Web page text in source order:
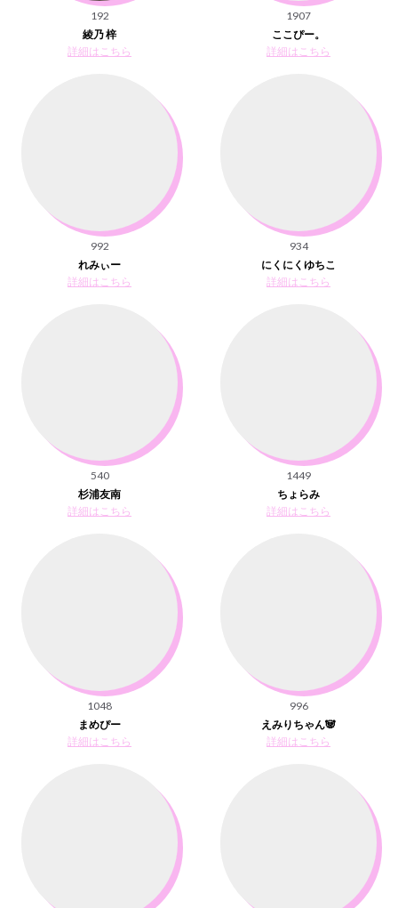
192
綾乃 梓
詳細はこちら
1907
ここぴー。
詳細はこちら
992
れみぃー
詳細はこちら
934
にくにくゆちこ
詳細はこちら
540
杉浦友南
詳細はこちら
1449
ちょらみ
詳細はこちら
1048
まめぴー
詳細はこちら
996
えみりちゃん🐼
詳細はこちら